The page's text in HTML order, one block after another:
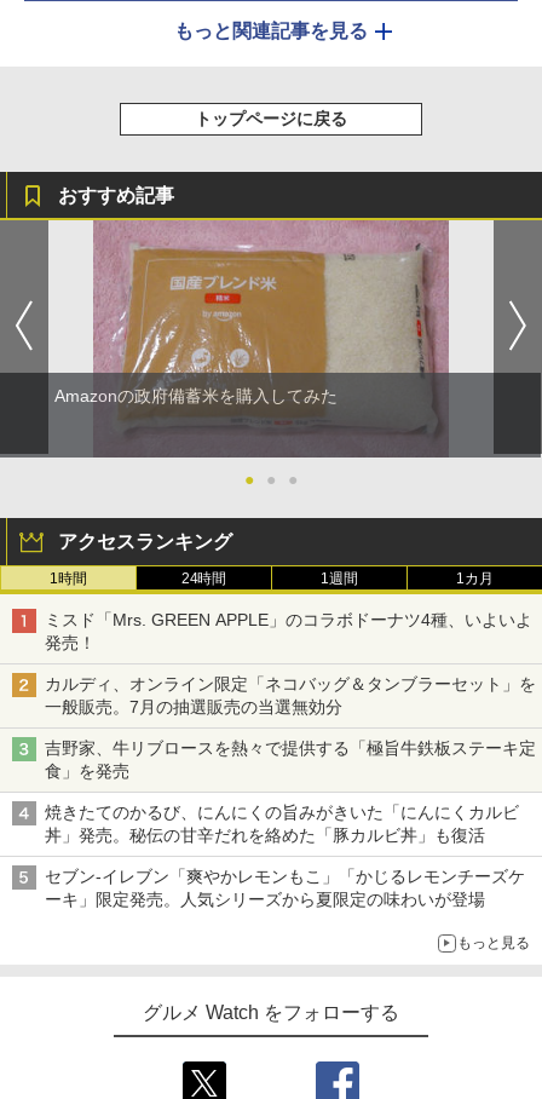
もっと関連記事を見る
トップページに戻る
おすすめ記事
Amazonの政府備蓄米を購入してみた
● ● ●
アクセスランキング
1時間 24時間 1週間 1カ月
ミスド「Mrs. GREEN APPLE」のコラボドーナツ4種、いよいよ
発売！
カルディ、オンライン限定「ネコバッグ＆タンブラーセット」を
一般販売。7月の抽選販売の当選無効分
吉野家、牛リブロースを熱々で提供する「極旨牛鉄板ステーキ定
食」を発売
焼きたてのかるび、にんにくの旨みがきいた「にんにくカルビ
丼」発売。秘伝の甘辛だれを絡めた「豚カルビ丼」も復活
セブン-イレブン「爽やかレモンもこ」「かじるレモンチーズケ
ーキ」限定発売。人気シリーズから夏限定の味わいが登場
もっと見る
グルメ Watch をフォローする